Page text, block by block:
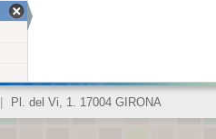
Pl. del Vi, 1. 17004 GIRONA